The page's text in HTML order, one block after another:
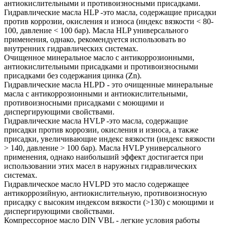
антиокислительными и противоизносными присадками.
Гидравлические масла HLP -это масла, содержащие присадки
против коррозии, окисления и износа (индекс вязкости < 80-
100, давление < 100 бар). Масла HLP универсального
применения, однако, рекомендуется использовать во
внутренних гидравлических системах.
Очищенное минеральное масло с антикоррозионными,
антиокислительными присадками и противоизносными
присадками без содержания цинка (Zn).
Гидравлические масла HLPD - это очищенные минеральные
масла с антикоррозионными и антиокислительными,
противоизносными присадками с моющими и
диспергирующими свойствами.
Гидравлические масла HVLP -это масла, содержащие
присадки против коррозии, окисления и износа, а также
присадки, увеличивающие индекс вязкости (индекс вязкости
> 140, давление > 100 бар). Масла HVLP универсального
применения, однако наибольший эффект достигается при
использовании этих масел в наружных гидравлических
системах.
Гидравлическое масло HVLPD это масло содержащее
антикоррозийную, антиокислительную, противоизносную
присадку с высоким индексом вязкости (>130) с моющими и
диспергирующими свойствами.
Компрессорное масло DIN VBL - легкие условия работы